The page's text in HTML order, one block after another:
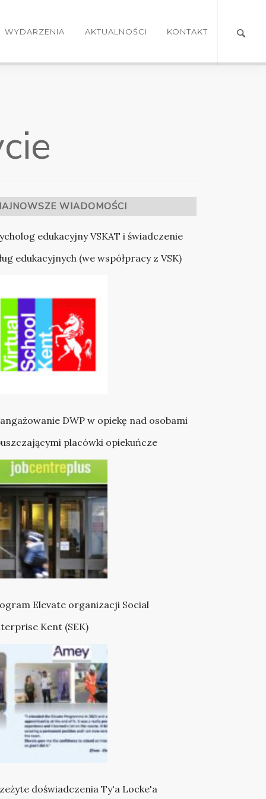
WYDARZENIA AKTUALNOŚCI KONTAKT
WIADOMOŚCI
edukacyjny VSKAT i świadczenie
edukacyjnych (we współpracy z VSK)
DWP w opiekę nad osobami
placówki opiekuńcze
Elevate organizacji Social
Kent (SEK)
doświadczenia Ty'a Locke'a